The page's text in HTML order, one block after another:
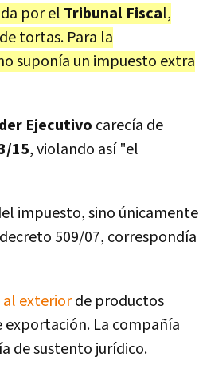
por el Tribunal Fiscal,
tortas. Para la
suponía un impuesto extra
Ejecutivo carecía de
15, violando así "el
impuesto, sino únicamente
509/07, correspondía
exteriorde productos
exportación. La compañía
de sustento jurídico.